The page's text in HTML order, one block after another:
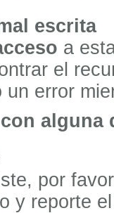
escrita
a
el
un error
por
y reporte